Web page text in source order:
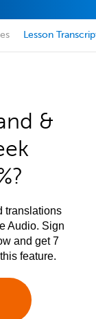
Lesson
&
translations
Audio. Sign
and get 7
feature.